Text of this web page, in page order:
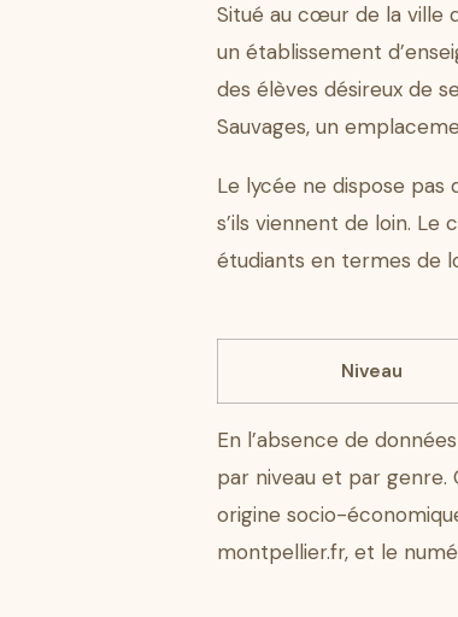
Situé au cœur de la ville
un établissement
des élèves désireux de
Sauvages, un
Le lycée ne dispose pas
s’ils viennent de loin.
étudiants en termes de
Niveau
En l’absence de
par niveau et par genre.
origine socio-
montpellier.fr, et le